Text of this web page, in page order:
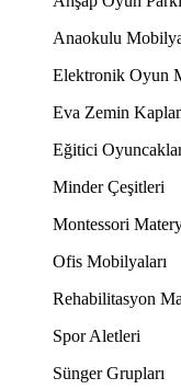
Anaokulu
Elektronik Oyun
Eva Zemin
Eğitici
Minder Çeşitleri
Montessori
Ofis Mobilyaları
Rehabilitasyon
Spor Aletleri
Sünger Grupları